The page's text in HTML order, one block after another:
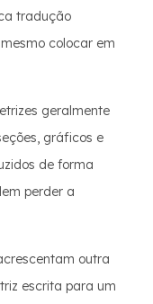
tradução
colocar em
geralmente
gráficos e
de forma
perder a
outra
escrita para um